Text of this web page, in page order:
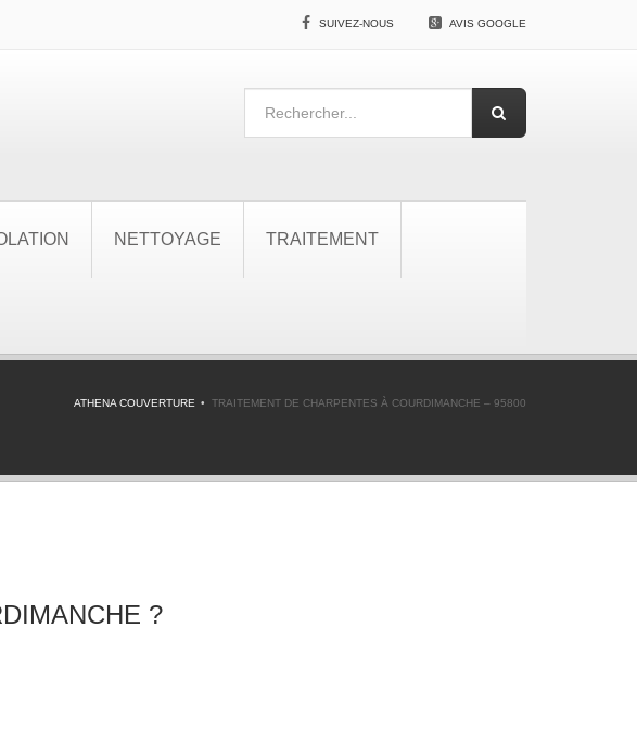
SUIVEZ-NOUS AVIS GOOGLE
NETTOYAGE TRAITEMENT
ATHENA COUVERTURE TRAITEMENT DE CHARPENTES À COURDIMANCHE – 95800
?